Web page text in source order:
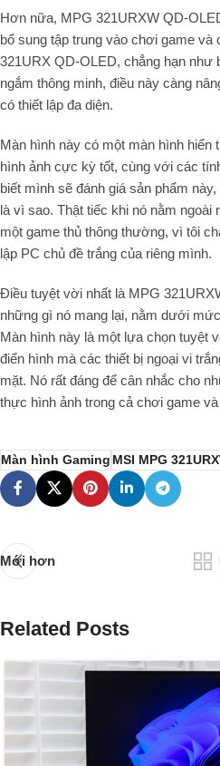
Hơn nữa, MPG 321URXW QD-
bổ sung tập trung vào chơi game và
321URX QD-OLED, chẳng hạn như
ngắm thông minh, điều này càng
có thiết lập đa diện.
Màn hình này có một màn hình hiển
hình ảnh cực kỳ tốt, cùng với các
biết mình sẽ đánh giá sản phẩm
là vì sao. Thật tiếc khi nó nằm
một game thủ thông thường, vì tôi
lập PC chủ đề trắng của riêng mình.
Điều tuyệt vời nhất là MPG
những gì nó mang lại, nằm dưới
Màn hình này là một lựa chọn tuyệt
điển hình mà các thiết bị ngoại vi
mặt. Nó rất đáng để cân nhắc cho
thực hình ảnh trong cả chơi game
Màn hình Gaming MSI MPG
Mới hơn
Related Posts